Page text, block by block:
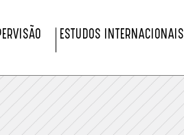
ESTUDOS INTERNACIONAIS